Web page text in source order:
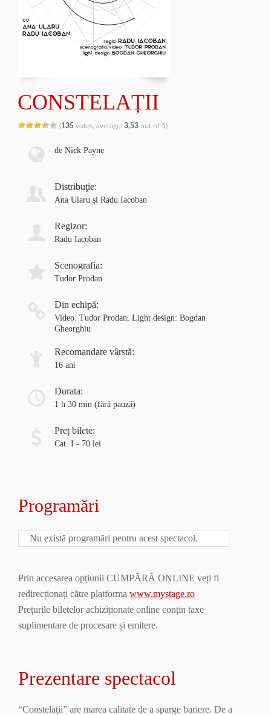
CONSTELAȚII
(135 votes, average: 3,53 out of 5)
de Nick Payne
Distribuţie:
Ana Ularu și Radu Iacoban
Regizor:
Radu Iacoban
Scenografia:
Tudor Prodan
Din echipă:
Video: Tudor Prodan, Light design: Bogdan
Gheorghiu
Recomandare vârstă:
16 ani
Durata:
1 h 30 min (fără pauză)
Preț bilete:
Cat. I - 70 lei
Programări
Nu există programări pentru acest spectacol.
Prin accesarea opțiunii CUMPĂRĂ ONLINE veți fi
redirecționați către platforma www.mystage.ro
Prețurile biletelor achiziționate online conțin taxe
suplimentare de procesare și emitere.
Prezentare spectacol
“Constelații” are marea calitate de a sparge bariere. De a